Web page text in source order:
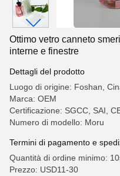
Ottimo vetro canneto
interne e finestre
Dettagli del prodotto
Luogo di origine: Foshan,
Marca: OEM
Certificazione: SGCC, SAI,
Numero di modello: Moru
Termini di pagamento e
Quantità di ordine minimo:
Prezzo: USD11-30